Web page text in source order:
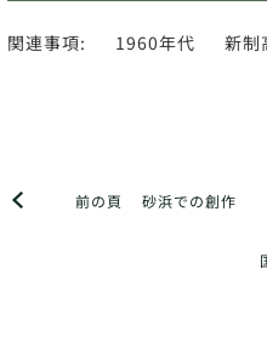
関連事項: 1960年代 新制
前の頁 砂浜での創作